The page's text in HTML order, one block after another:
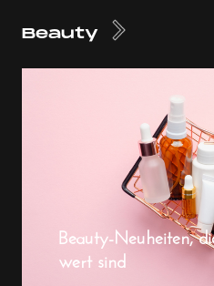
Beauty
Beauty-Neuheiten,
wert sind